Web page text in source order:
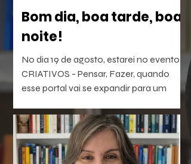
Bom dia, boa tarde, boa
noite!
No dia 19 de agosto, estarei no evento
CRIATIVOS - Pensar, Fazer, quando
esse portal vai se expandir para um
O evento será híbrido, no Colégio
Brasileiro de Altos Estudos (CBAE /
UFRJ), das 15:30 às 18;00. Os links
estarão disponíveis em breve aqui e nas